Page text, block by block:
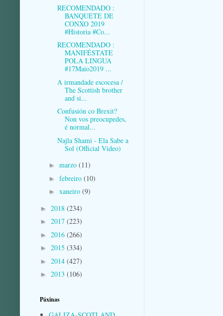
RECOMENDADO :
BANQUETE DE
CONXO 2019
#Historia #Co...
RECOMENDADO :
MANIFÉSTATE
POLA LINGUA
#17Maio2019 ...
A irmandade escocesa /
The Scottish brother
and si...
Confusión co Brexit?
Non vos preocupedes,
é normal...
Najla Shami - Ela Sabe a
Sol (Official Video)
► marzo (11)
► febreiro (10)
► xaneiro (9)
► 2018 (234)
► 2017 (223)
► 2016 (266)
► 2015 (334)
► 2014 (427)
► 2013 (106)
Páxinas